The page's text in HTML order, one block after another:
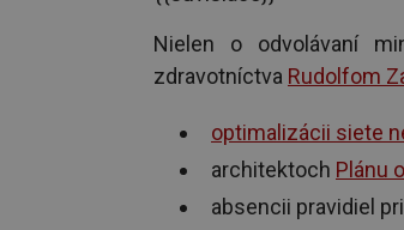
Nielen o odvolávaní
zdravotníctva Rudolfom
optimalizácii siete
architektoch Plánu
absencii pravidiel